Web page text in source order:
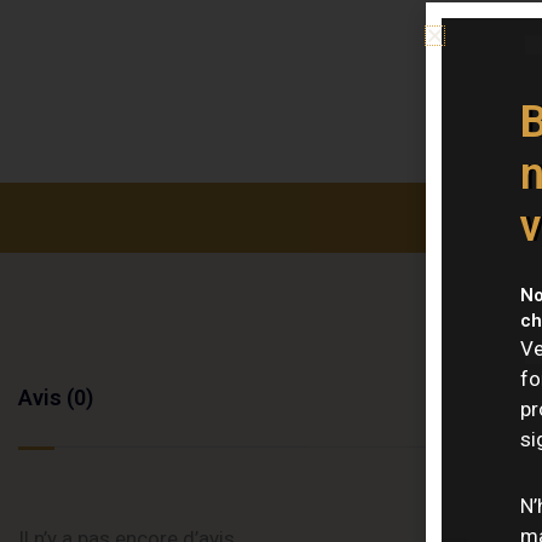
Avis (0)